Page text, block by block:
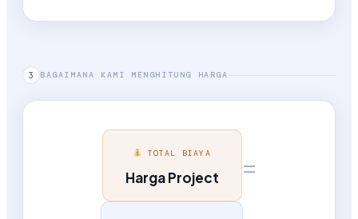
3 BAGAIMANA KAMI MENGHITUNG HARGA
TOTAL BIAYA
Harga Project =